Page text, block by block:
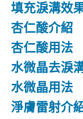
填充淚溝效
杏仁酸介紹
杏仁酸用法
水微晶去淚
水微晶用法
淨膚雷射介